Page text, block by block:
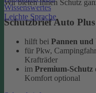
Wissenswertes
Leichte Sprache
Wir bieten Ihnen Schutz
Schutzbrief Auto Plus
hilft bei Pannen und
für Pkw,
Krafträder
im Premium-Schutz
Komfort optional